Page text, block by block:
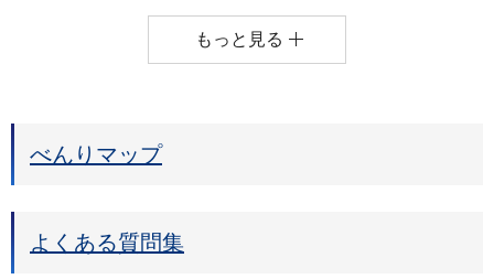
もっと見る
べんりマップ
よくある質問集